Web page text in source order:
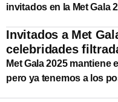
invitados en la Met Gala
Invitados a Met
celebridades
Met Gala 2025
pero ya tenemos a los